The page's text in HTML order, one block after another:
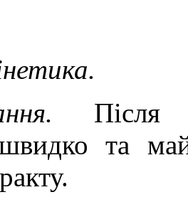
Після
та